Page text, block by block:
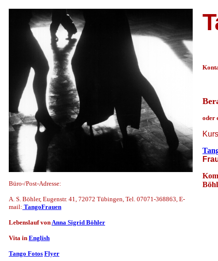
Büro-/Post-Adresse:
A. S. Böhler, Eugenstr. 41, 72072 Tübingen, Tel. 07071-368863, E-
mail: TangoFrauen
Lebenslauf vonAnna Sigrid Böhler
Vita in English
Tango Fotos Flyer
oder